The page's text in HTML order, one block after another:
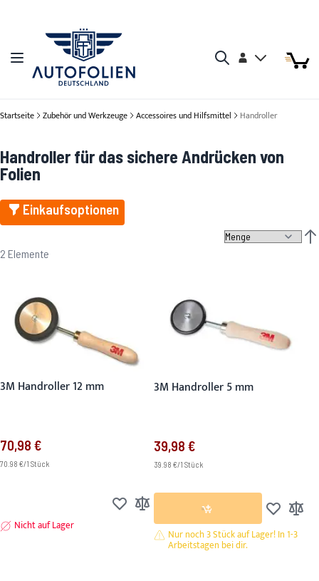
Navigation umschalten Konto Mein
Startseite Zubehör und Werkzeuge Accessoires und Hilfsmittel Handroller
Handroller für das sichere Andrücken von
Folien
Einkaufsoptionen
2 Elemente
3M Handroller 12 mm
70,98 €
70.98 €/1 Stück
Zur Wunschliste hinzufügen
Zur Vergleichsliste hinzufügen
Nicht auf Lager
3M Handroller 5 mm
39,98 €
39.98 €/1 Stück
Zur Zur
Nur noch 3 Stück auf Lager! In 1-3
Arbeitstagen bei dir.